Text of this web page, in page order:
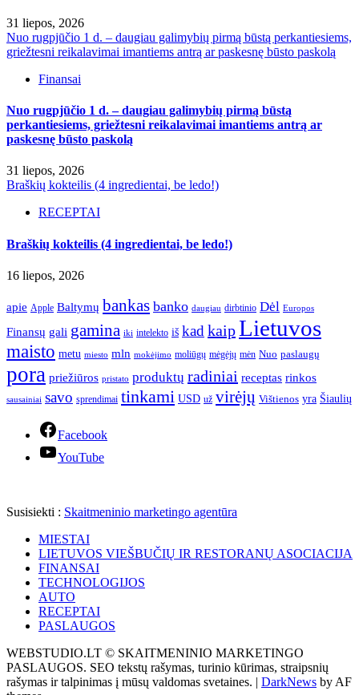
31 liepos, 2026
Nuo rugpjūčio 1 d. – daugiau galimybių pirmą būstą perkantiesiems,
griežtesni reikalavimai imantiems antrą ar paskesnę būsto paskolą
Finansai
Nuo rugpjūčio 1 d. – daugiau galimybių pirmą būstą
perkantiesiems, griežtesni reikalavimai imantiems antrą ar
paskesnę būsto paskolą
31 liepos, 2026
Braškių kokteilis (4 ingredientai, be ledo!)
RECEPTAI
Braškių kokteilis (4 ingredientai, be ledo!)
16 liepos, 2026
apie Apple Baltymų bankas banko daugiau dirbtinio Dėl Europos
Finansų gali gamina iki intelekto iš kad kaipLietuvos
maisto metu miesto mln mokėjimo moliūgų mėgėjų mėn Nuo paslaugų
pora priežiūros pristato produktų radiniai receptas rinkos
sausainiai savo sprendimai tinkami USD už virėjų Vištienos yra Šiaulių
Facebook
YouTube
Susisiekti : Skaitmeninio marketingo agentūra
MIESTAI
LIETUVOS VIEŠBUČIŲ IR RESTORANŲ ASOCIACIJA
FINANSAI
TECHNOLOGIJOS
AUTO
RECEPTAI
PASLAUGOS
WEBSTUDIO.LT © SKAITMENINIO MARKETINGO
PASLAUGOS. SEO tekstų rašymas, turinio kūrimas, straipsnių
rašymas ir talpinimas į mūsų valdomas svetaines. | DarkNews by AF